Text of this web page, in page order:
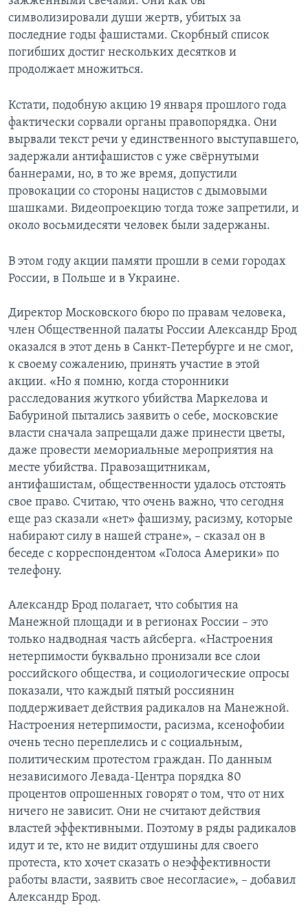
символизировали души жертв, убитых за
последние годы фашистами. Скорбный список
погибших достиг нескольких десятков и
продолжает множиться.
Кстати, подобную акцию 19 января прошлого года
фактически сорвали органы правопорядка. Они
вырвали текст речи у единственного выступавшего,
задержали антифашистов с уже свёрнутыми
баннерами, но, в то же время, допустили
провокации со стороны нацистов с дымовыми
шашками. Видеопроекцию тогда тоже запретили, и
около восьмидесяти человек были задержаны.
В этом году акции памяти прошли в семи городах
России, в Польше и в Украине.
Директор Московского бюро по правам человека,
член Общественной палаты России Александр Брод
оказался в этот день в Санкт-Петербурге и не смог,
к своему сожалению, принять участие в этой
акции. «Но я помню, когда сторонники
расследования жуткого убийства Маркелова и
Бабуриной пытались заявить о себе, московские
власти сначала запрещали даже принести цветы,
даже провести мемориальные мероприятия на
месте убийства. Правозащитникам,
антифашистам, общественности удалось отстоять
свое право. Считаю, что очень важно, что сегодня
еще раз сказали «нет» фашизму, расизму, которые
набирают силу в нашей стране», – сказал он в
беседе с корреспондентом «Голоса Америки» по
телефону.
Александр Брод полагает, что события на
Манежной площади и в регионах России – это
только надводная часть айсберга. «Настроения
нетерпимости буквально пронизали все слои
российского общества, и социологические опросы
показали, что каждый пятый россиянин
поддерживает действия радикалов на Манежной.
Настроения нетерпимости, расизма, ксенофобии
очень тесно переплелись и с социальным,
политическим протестом граждан. По данным
независимого Левада-Центра порядка 80
процентов опрошенных говорят о том, что от них
ничего не зависит. Они не считают действия
властей эффективными. Поэтому в ряды радикалов
идут и те, кто не видит отдушины для своего
протеста, кто хочет сказать о неэффективности
работы власти, заявить свое несогласие», – добавил
Александр Брод.